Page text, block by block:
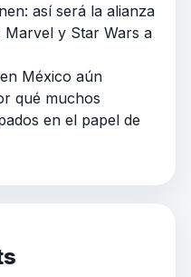
así será la alianza
y Star Wars a
México aún
qué muchos
en el papel de